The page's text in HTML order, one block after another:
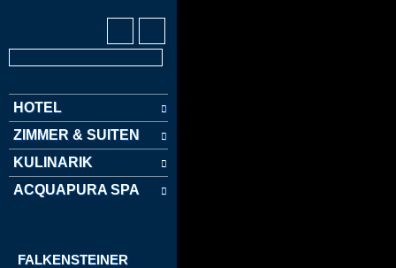
HOTEL
ZIMMER & SUITEN
KULINARIK
ACQUAPURA SPA
FALKENSTEINER